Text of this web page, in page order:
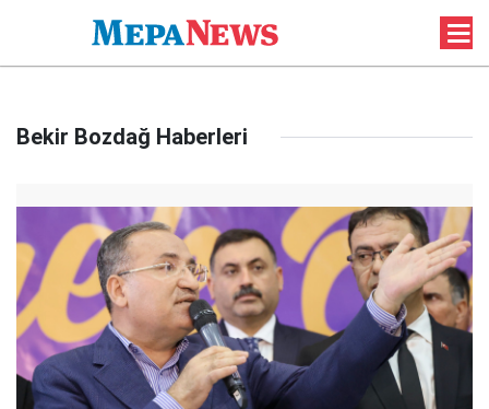
Bekir Bozdağ Haberleri